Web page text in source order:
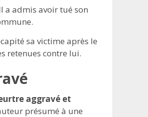
a admis avoir tué son
sa victime après le
retenues contre lui.
aggravé et
présumé à une